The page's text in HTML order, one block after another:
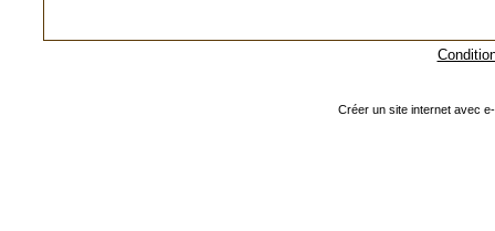
Créer un site internet avec